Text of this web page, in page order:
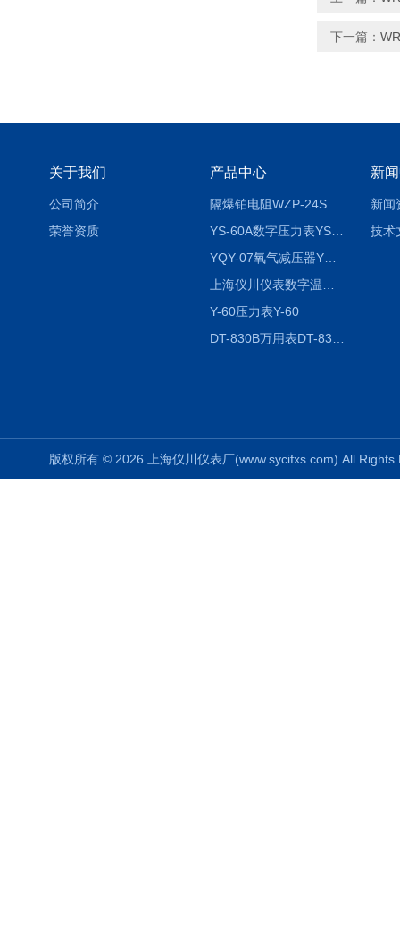
下一篇：
关于我们
公司简介
荣誉资质
产品中心
隔爆铂电阻WZP-24SA隔爆铂电阻WZP-24SA/Pt100
YS-60A数字压力表YS-60A
YQY-07氧气减压器YQY-07
Y-60压力表Y-60
新
新闻
技术
版权所有 © 2026 上海仪川仪表厂(www.sycifxs.com) All